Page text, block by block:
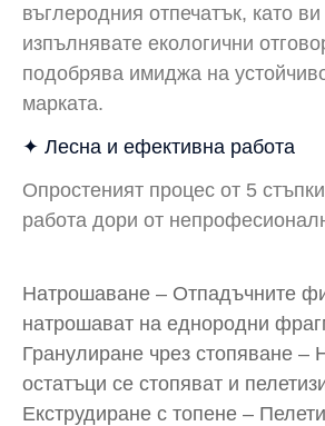
въглеродния отпечатък, като
изпълнявате екологични
подобрява имиджа на
марката.
✦ Лесна и ефективна работа
Опростеният процес от 5
работа дори от
Натрошаване – Отпадъчните
натрошават на еднородни
Гранулиране чрез стопяване –
остатъци се стопяват и
Екструдиране с топене –